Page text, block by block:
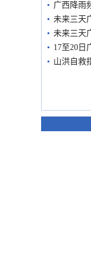
广西降雨
未来三天
未来三天
17至20日
山洪自救